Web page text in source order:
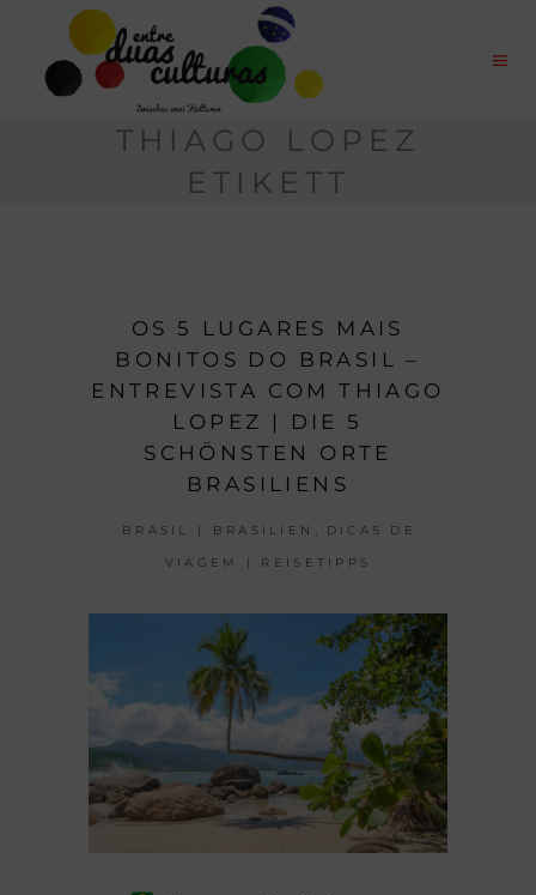
THIAGO LOPEZ
ETIKETT
OS 5 LUGARES MAIS
BONITOS DO BRASIL –
ENTREVISTA COM THIAGO
LOPEZ | DIE 5
SCHÖNSTEN ORTE
BRASILIENS
BRASIL | BRASILIEN DICAS DE
VIAGEM | REISETIPPS